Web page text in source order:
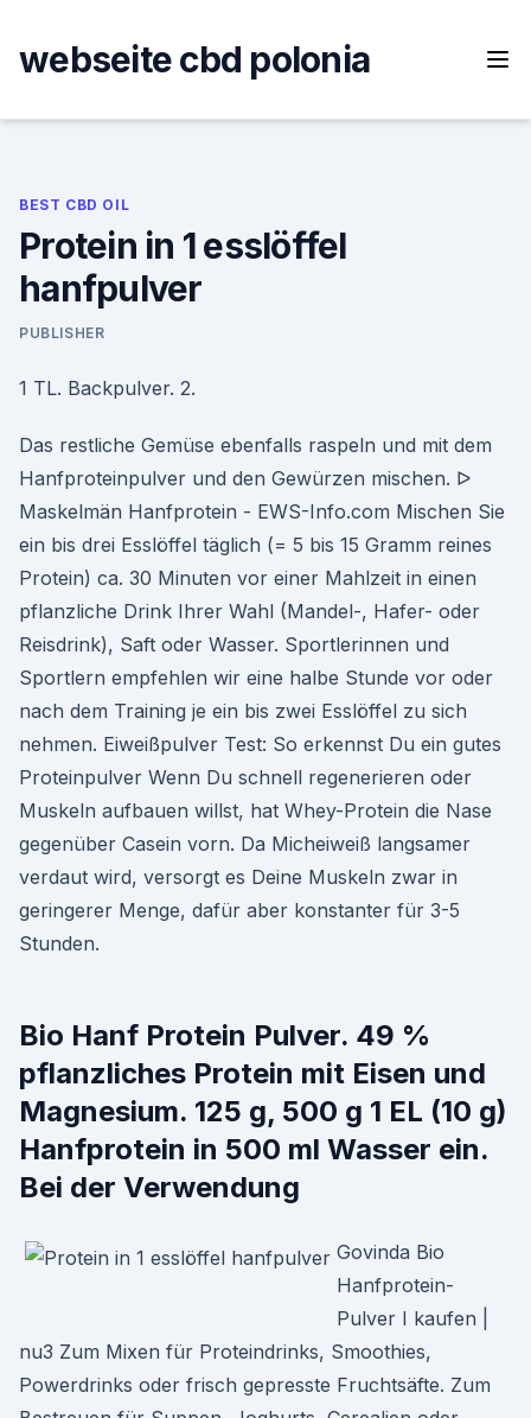
content
webseite cbd polonia
BEST CBD OIL
Protein in 1 esslöffel
hanfpulver
PUBLISHER
1 TL. Backpulver. 2.
Das restliche Gemüse ebenfalls raspeln und mit dem
Hanfproteinpulver und den Gewürzen mischen. ᐅ
Maskelmän Hanfprotein - EWS-Info.com Mischen Sie
ein bis drei Esslöffel täglich (= 5 bis 15 Gramm reines
Protein) ca. 30 Minuten vor einer Mahlzeit in einen
pflanzliche Drink Ihrer Wahl (Mandel-, Hafer- oder
Reisdrink), Saft oder Wasser. Sportlerinnen und
Sportlern empfehlen wir eine halbe Stunde vor oder
nach dem Training je ein bis zwei Esslöffel zu sich
nehmen. Eiweißpulver Test: So erkennst Du ein gutes
Proteinpulver Wenn Du schnell regenerieren oder
Muskeln aufbauen willst, hat Whey-Protein die Nase
gegenüber Casein vorn. Da Micheiweiß langsamer
verdaut wird, versorgt es Deine Muskeln zwar in
geringerer Menge, dafür aber konstanter für 3-5
Stunden.
Bio Hanf Protein Pulver. 49 %
pflanzliches Protein mit Eisen und
Magnesium. 125 g, 500 g 1 EL (10 g)
Hanfprotein in 500 ml Wasser ein.
Bei der Verwendung
Govinda Bio
Hanfprotein-
Pulver I kaufen |
nu3 Zum Mixen für Proteindrinks, Smoothies,
Powerdrinks oder frisch gepresste Fruchtsäfte. Zum